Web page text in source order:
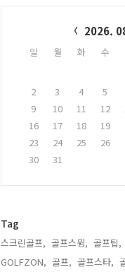
2026.
일 월 화 수
2
3 4 5
9
10 11 12
16
17 18 19
23
24 25 26
30
31
Tag
스크린골프, 골프스윙, 골프팁,
GOLFZON, 골프, 골프스타,